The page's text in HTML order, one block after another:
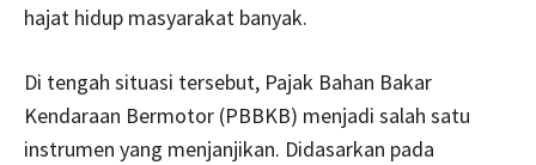
hajat hidup masyarakat banyak.
Di tengah situasi tersebut, Pajak Bahan Bakar
Kendaraan Bermotor (PBBKB) menjadi salah satu
instrumen yang menjanjikan. Didasarkan pada